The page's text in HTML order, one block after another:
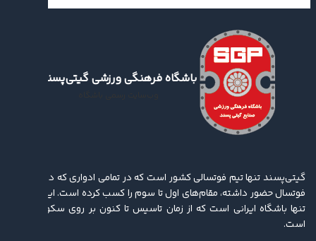
باشگاه فرهنگی ورزشی گیتی‌پسند
گیتی‌پسند تنها تیم فوتسالی کشور است که در تمامی ادواری که در لیگ برتر
فوتسال حضور داشته، مقام‌های اول تا سوم را کسب کرده ‌است. این باشگاه
تنها باشگاه ایرانی است که از زمان تاسیس تا کنون بر روی سکو ایستاده
است.